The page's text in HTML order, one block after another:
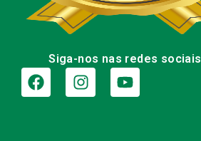
Siga-nos nas redes sociais